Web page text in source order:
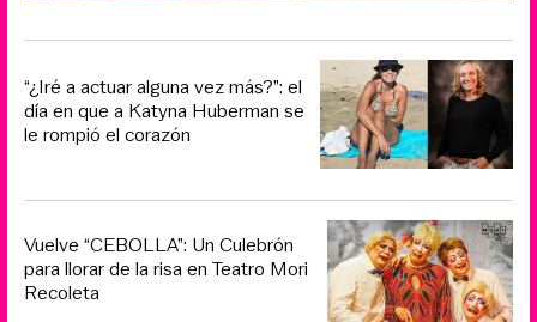
“¿Iré a actuar alguna vez más?”: el
día en que a Katyna Huberman se
le rompió el corazón
Vuelve “CEBOLLA”: Un Culebrón
para llorar de la risa en Teatro Mori
Recoleta